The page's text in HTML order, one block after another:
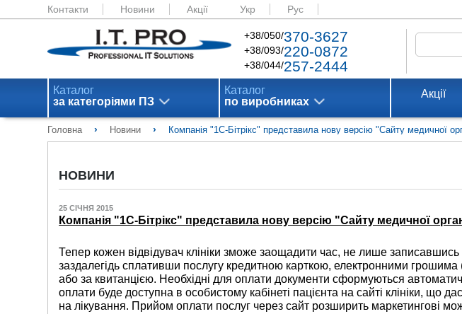
Контакти Новини Акції Укр Рус
+38/050/370-3627
+38/093/220-0872
+38/044/257-2444
Каталог
за категоріями ПЗ
Каталог
по виробниках
Акції
Головна › Новини › Компанія "1С-Бітрікс" представила нову версію "Сайту медичної
НОВИНИ
25 СІЧНЯ 2015
Компанія "1С-Бітрікс" представила нову версію "Сайту медичної
Тепер кожен відвідувач клініки зможе заощадити час, не лише
заздалегідь сплативши послугу кредитною карткою, електронними
або за квитанцією. Необхідні для оплати документи сформуються
оплати буде доступна в особистому кабінеті пацієнта на сайті клініки, що
на лікування. Прийом оплати послуг через сайт розширить маркетингові